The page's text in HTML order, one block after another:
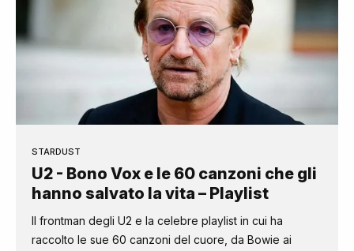
STARDUST
U2 - Bono Vox e le 60 canzoni che gli
hanno salvato la vita – Playlist
Il frontman degli U2 e la celebre playlist in cui ha
raccolto le sue 60 canzoni del cuore, da Bowie ai